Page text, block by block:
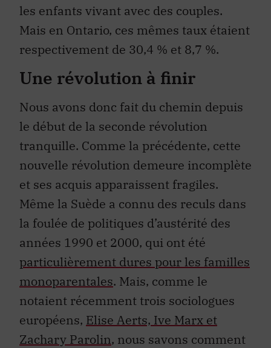
les enfants vivant avec des couples.
Mais en Ontario, ces mêmes taux étaient
respectivement de 30,4 % et 8,7 %.
Une révolution à finir
Nous avons donc fait du chemin depuis
le début de la seconde révolution
tranquille. Comme la précédente, cette
nouvelle révolution demeure incomplète
et ses acquis apparaissent fragiles.
Même la Suède a connu des reculs dans
la foulée de politiques d’austérité des
années 1990 et 2000, qui ont été
particulièrement dures pour les familles
monoparentales. Mais, comme le
notaient récemment trois sociologues
européens, Elise Aerts, Ive Marx et
Zachary Parolin, nous savons comment